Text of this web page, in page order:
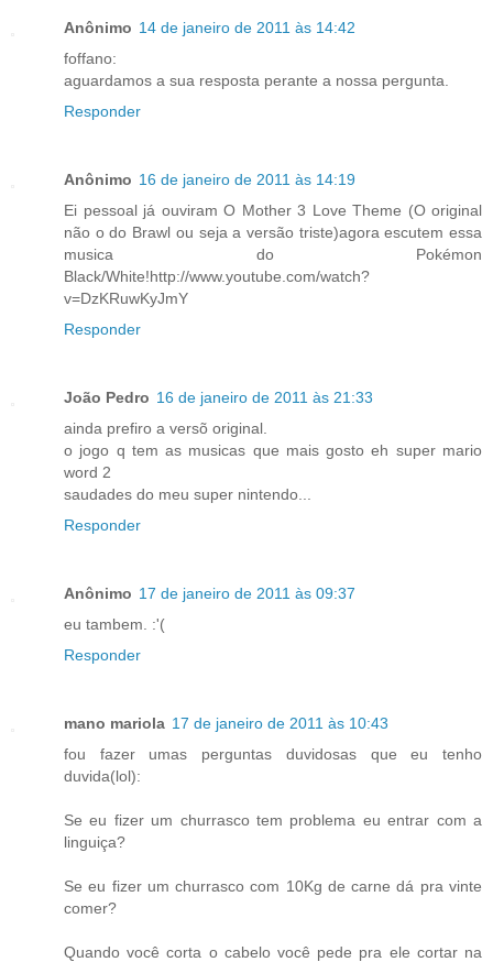
Anônimo 14 de janeiro de 2011 às 14:42
foffano:
aguardamos a sua resposta perante a nossa pergunta.
Responder
Anônimo 16 de janeiro de 2011 às 14:19
Ei pessoal já ouviram O Mother 3 Love Theme (O original
não o do Brawl ou seja a versão triste)agora escutem essa
musica do Pokémon
Black/White!http://www.youtube.com/watch?
v=DzKRuwKyJmY
Responder
João Pedro 16 de janeiro de 2011 às 21:33
ainda prefiro a versõ original.
o jogo q tem as musicas que mais gosto eh super mario
word 2
saudades do meu super nintendo...
Responder
Anônimo 17 de janeiro de 2011 às 09:37
eu tambem. :'(
Responder
mano mariola 17 de janeiro de 2011 às 10:43
fou fazer umas perguntas duvidosas que eu tenho
duvida(lol):
Se eu fizer um churrasco tem problema eu entrar com a
linguiça?
Se eu fizer um churrasco com 10Kg de carne dá pra vinte
comer?
Quando você corta o cabelo você pede pra ele cortar na